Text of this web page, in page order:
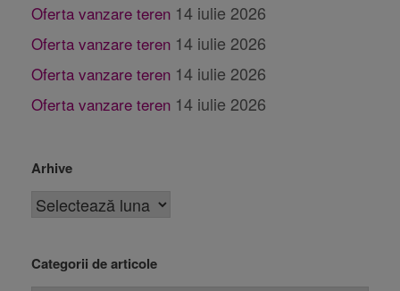
Oferta vanzare teren 14 iulie 2026
Oferta vanzare teren 14 iulie 2026
Oferta vanzare teren 14 iulie 2026
Oferta vanzare teren 14 iulie 2026
Arhive
Categorii de articole